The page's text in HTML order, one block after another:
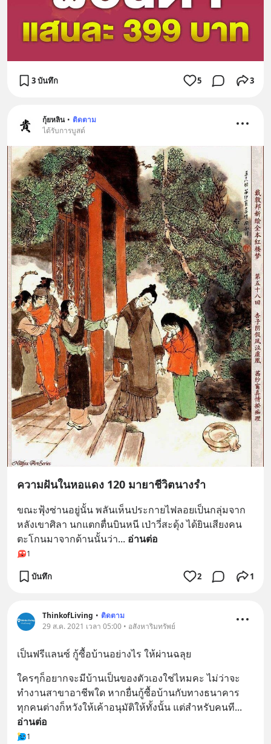
3 บันทึก 5 3
กุ้ยหลิน • ติดตาม
ได้รับการบูสต์
ความฝันในหอแดง 120 มายาชีวิตนางรำ
ขณะฟุ้งซ่านอยู่นั้น พลันเห็นประกายไฟลอยเป็นกลุ่มจาก
หลังเขาศิลา นกแตกตื่นบินหนี เป่าวี่สะดุ้ง ได้ยินเสียงคน
ตะโกนมาจากด้านนั้นว่า... อ่านต่อ
1
บันทึก 2 1
ThinkofLiving • ติดตาม
29 ส.ค. 2021 เวลา 05:00 • อสังหาริมทรัพย์
เป็นฟรีแลนซ์ กู้ซื้อบ้านอย่างไร ให้ผ่านฉลุย
ใครๆก็อยากจะมีบ้านเป็นของตัวเองใช่ไหมคะ ไม่ว่าจะ
ทำงานสาขาอาชีพใด หากยื่นกู้ซื้อบ้านกับทางธนาคาร
ทุกคนต่างก็หวังให้เค้าอนุมัติให้ทั้งนั้น แต่สำหรับคนที
อ่านต่อ
1